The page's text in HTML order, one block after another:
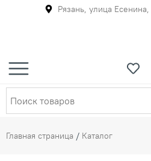
Рязань, улица
Главная страница / Каталог